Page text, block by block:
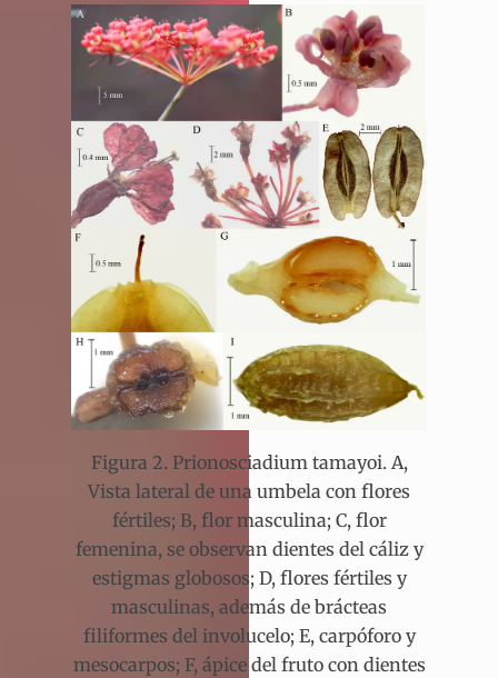
Figura 2. Prionosciadium tamayoi. A,
Vista lateral de una umbela con flores
fértiles; B, flor masculina; C, flor
femenina, se observan dientes del cáliz y
estigmas globosos; D, flores fértiles y
masculinas, además de brácteas
filiformes del involucelo; E, carpóforo y
mesocarpos; F, ápice del fruto con dientes